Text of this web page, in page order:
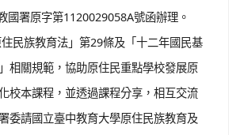
國署原字第1120029058A號函辦理。
民族教育法」第29條及「十二年國民基
相關規範，協助原住民重點學校發展原
校本課程，並透過課程分享，相互交流
委請國立臺中教育大學原住民族教育及